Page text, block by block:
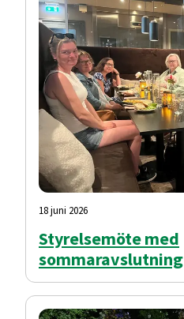
18 juni 2026
Styrelsemöte med
sommaravslutning